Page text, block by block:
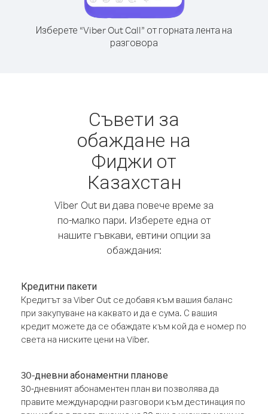
Изберете “Viber Out Call” от горната лента на
разговора
Съвети за
обаждане на
Фиджи от
Казахстан
Viber Out ви дава повече време за
по-малко пари. Изберете една от
нашите гъвкави, евтини опции за
обаждания:
Кредитни пакети
Кредитът за Viber Out се добавя към вашия баланс
при закупуване на каквато и да е сума. С вашия
кредит можете да се обаждате към кой да е номер по
света на ниските цени на Viber.
30-дневни абонаментни планове
30-дневният абонаментен план ви позволява да
правите международни разговори към дестинация по